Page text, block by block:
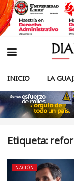
INICIO LA
Etiqueta:
NACIÓN